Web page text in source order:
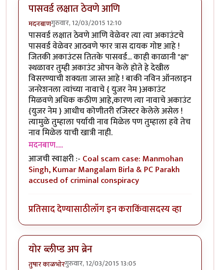
पासवर्ड लक्षात ठेवणे आणि
मदनबाणगुरुवार, 12/03/2015 12:10
पासवर्ड लक्षात ठेवणे आणि वेळेवर त्या त्या अकाउंटचे
पासवर्ड वेळेवर आठवणे फार त्रास दायक गोष्ट आहे !
जितकी अकाउंटस तितके पासवर्ड... काही काळानी "क्ष"
स्थळावर तुम्ही अकाउंट ओपन केले होते हे देखील
विसरण्याची शक्यता जास्त आहे ! बाकी नविन ऑनलाइन
जनरेशनला त्यांच्या नावाचे { युजर नेम }अकाउंट
मिळवणे अधिक कठीण आहे,कारण त्या नावाचे अकाउंट
{युजर नेम } आधीच कोणीतरी रजिस्टर केलेले असेल !
त्यामुळे तुम्हाला पर्यायी नाव मिळेल पण तुम्हाला हवे तेच
नाव मिळेल याची खात्री नाही.
मदनबाण.....
आजची स्वाक्षरी :- Coal scam case: Manmohan
Singh, Kumar Mangalam Birla & PC Parakh
accused of criminal conspiracy
प्रतिसाद देण्यासाठीलॉग इन कराकिंवासदस्य व्हा
योर ब्लीप्ड अप ब्रेन
तुषार काळभोरगुरुवार, 12/03/2015 13:05